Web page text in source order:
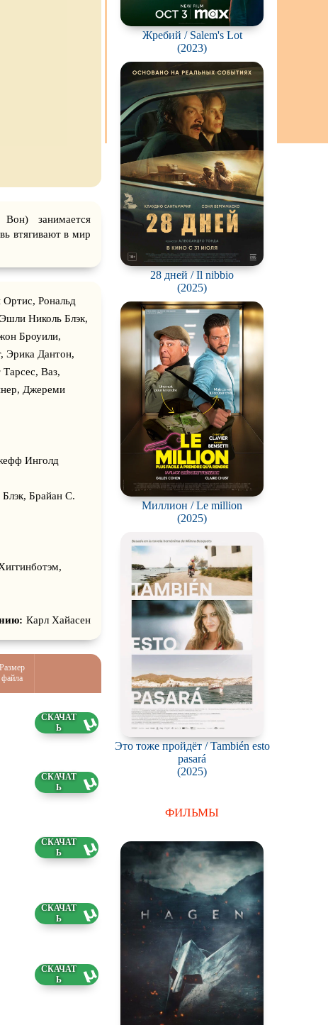
занимается
втягивают в мир
Рональд
Николь Блэк,
Броуили,
Эрика Дантон,
Ваз,
Джереми
Инголд
Брайан С.
Карл Хайасен
Размер
файла
Жребий / Salem's Lot
(2023)
28 дней / Il nibbio
(2025)
Миллион / Le million
(2025)
Это тоже пройдёт / También esto
pasará
(2025)
ФИЛЬМЫ